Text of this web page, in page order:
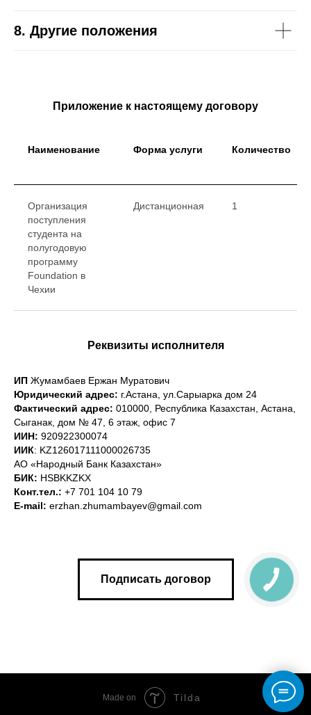
8. Другие положения
Приложение к настоящему договору
Наименование Форма услуги Количество
Организация
поступления
студента на
полугодовую
программу
Foundation в
Чехии
Дистанционная 1
Реквизиты исполнителя
ИП Жумамбаев Ержан Муратович
Юридический адреc: г.Астана, ул.Сарыарка дом 24
Фактический адрес: 010000, Республика Казахстан, Астана,
Сыганак, дом № 47, 6 этаж, офис 7
ИИН: 920922300074
ИИК: KZ126017111000026735
АО «Народный Банк Казахстан»
БИК: HSBKKZKX
Конт.тел.: +7 701 104 10 79
E-mail: erzhan.zhumambayev@gmail.com
Подписать договор
Made on Tilda